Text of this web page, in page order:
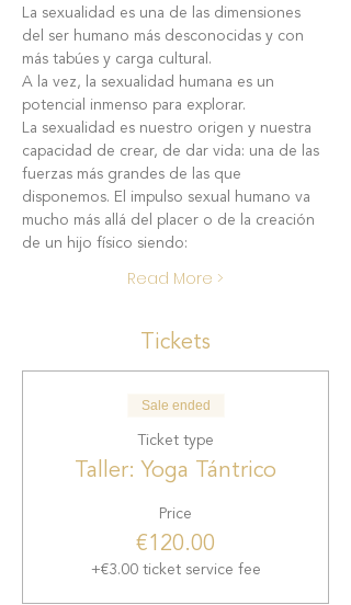
La sexualidad es una de las dimensiones
del ser humano más desconocidas y con
más tabúes y carga cultural.
A la vez, la sexualidad humana es un
potencial inmenso para explorar.
La sexualidad es nuestro origen y nuestra
capacidad de crear, de dar vida: una de las
fuerzas más grandes de las que
disponemos. El impulso sexual humano va
mucho más allá del placer o de la creación
de un hijo físico siendo:
Read More >
Tickets
Sale ended
Ticket type
Taller: Yoga Tántrico
Price
€120.00
+€3.00 ticket service fee